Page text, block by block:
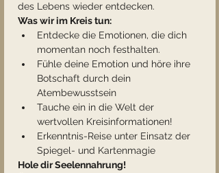
des Lebens wieder entdecken.
Was wir im Kreis tun:
Entdecke die Emotionen, die dich
momentan noch festhalten.
Fühle deine Emotion und höre ihre
Botschaft durch dein
Atembewusstsein
Tauche ein in die Welt der
wertvollen Kreisinformationen!
Erkenntnis-Reise unter Einsatz der
Spiegel- und Kartenmagie
Hole dir Seelennahrung!